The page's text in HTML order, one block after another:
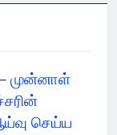
முன்னாள்
செய்ய